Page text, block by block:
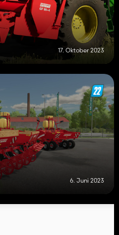
17. Oktober 2023
6. Juni 2023
1